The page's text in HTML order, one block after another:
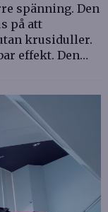
spänning. Den
på att
krusiduller.
effekt. Den…